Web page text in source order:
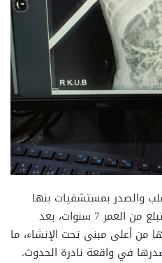
والصدر بمستشفيات بنها
الجامعية في إنقاذ حياة طفلة تبلغ من العمر 7 سنوات، بعد
من أعلى مبنى تحت الإنشاء، ما
في واقعة نادرة الحدوث.